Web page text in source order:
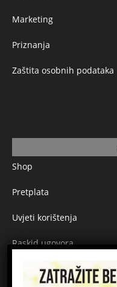
Marketing
Priznanja
Zaštita osobnih podataka
Shop
Pretplata
Uvjeti korištenja
Raskid ugovora
Načini plaćanja